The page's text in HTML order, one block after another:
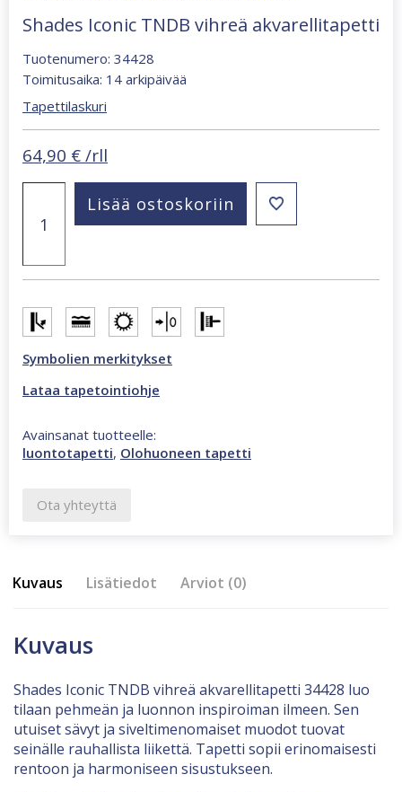
Shades Iconic TNDB vihreä akvarellitapetti
Tuotenumero: 34428
Toimitusaika: 14 arkipäivää
Tapettilaskuri
64,90 € /rll
TNDB
akvarellitapetti
määrä
Lisää ostoskoriin
Symbolien merkitykset
Lataa tapetointiohje
Avainsanat tuotteelle:
luontotapetti, Olohuoneen tapetti
Ota yhteyttä
Kuvaus Lisätiedot Arviot (0)
Kuvaus
Shades Iconic TNDB vihreä akvarellitapetti 34428 luo
tilaan pehmeän ja luonnon inspiroiman ilmeen. Sen
utuiset sävyt ja siveltimenomaiset muodot tuovat
seinälle rauhallista liikettä. Tapetti sopii erinomaisesti
rentoon ja harmoniseen sisustukseen.